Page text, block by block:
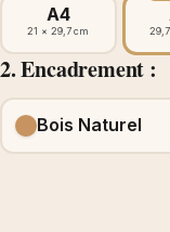
A4
21 × 29,7 cm
2. Encadrement :
Bois Naturel